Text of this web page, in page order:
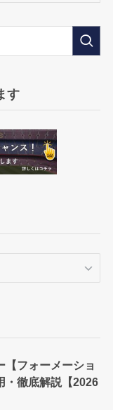
す
【フォーメーショ
・徹底解説【2026